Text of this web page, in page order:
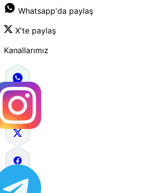
Whatsapp'da paylaş
X'te paylaş
Kanallarımız